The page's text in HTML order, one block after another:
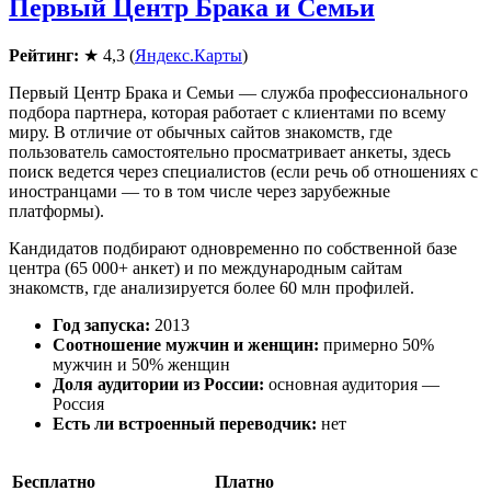
Первый Центр Брака и Семьи
Рейтинг: ★ 4,3 (Яндекс.Карты)
Первый Центр Брака и Семьи — служба профессионального
подбора партнера, которая работает с клиентами по всему
миру. В отличие от обычных сайтов знакомств, где
пользователь самостоятельно просматривает анкеты, здесь
поиск ведется через специалистов (если речь об отношениях с
иностранцами — то в том числе через зарубежные
платформы).
Кандидатов подбирают одновременно по собственной базе
центра (65 000+ анкет) и по международным сайтам
знакомств, где анализируется более 60 млн профилей.
Год запуска: 2013
Соотношение мужчин и женщин: примерно 50%
мужчин и 50% женщин
Доля аудитории из России: основная аудитория —
Россия
Есть ли встроенный переводчик: нет
Бесплатно Платно